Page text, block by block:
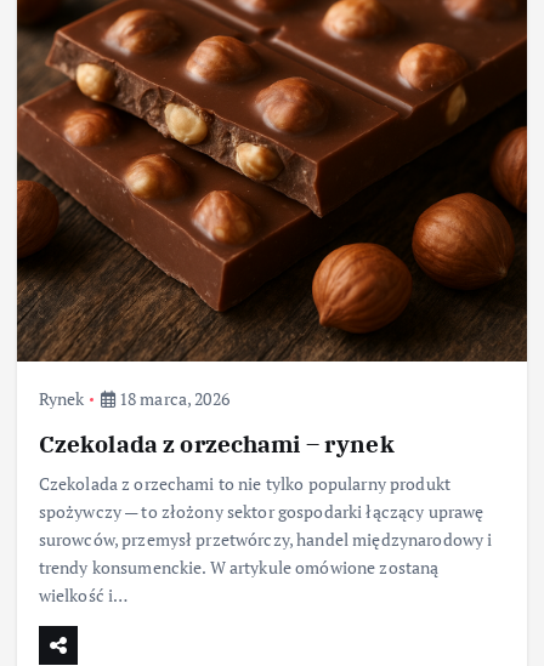
Rynek 18 marca, 2026
Czekolada z orzechami – rynek
Czekolada z orzechami to nie tylko popularny produkt
spożywczy — to złożony sektor gospodarki łączący uprawę
surowców, przemysł przetwórczy, handel międzynarodowy i
trendy konsumenckie. W artykule omówione zostaną
wielkość i…